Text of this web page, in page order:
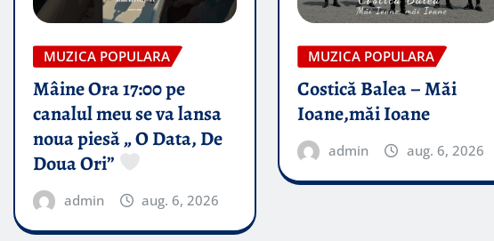
MUZICA POPULARA
Mâine Ora 17:00 pe
canalul meu se va lansa
noua piesă „ O Data, De
Doua Ori”
admin aug. 6, 2026
MUZICA POPULARA
Costică Balea – Măi
Ioane,măi Ioane
admin aug. 6, 2026